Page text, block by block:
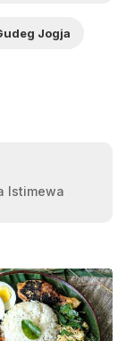
Jogja
Istimewa